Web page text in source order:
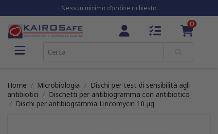
Nessun minimo d’ordine richiesto
0
Home Microbiologia
Dischi per test di sensibilità agli
antibiotici
Dischetti per antibiogramma con antibiotico
Dischi per antibiogramma Lincomycin 10 µg